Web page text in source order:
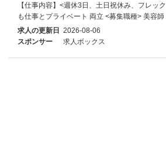
【仕事内容】<週休3日、土日祝休み、フレッ
も仕事とプライベート 両立 <募集職種> 美容師
求人の更新日 2026-08-06
スポンサー
求人ボックス